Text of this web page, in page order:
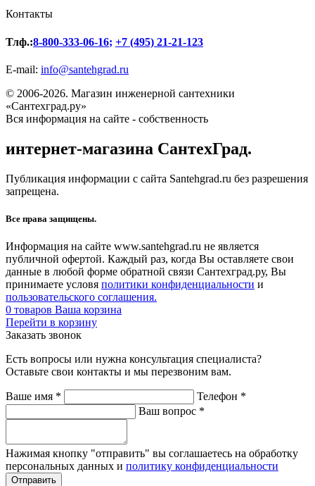
Контакты
Тлф.:8-800-333-06-16; +7 (495) 21-21-123
E-mail: info@santehgrad.ru
© 2006-2026. Магазин инженерной сантехники
«Сантехград.ру»
Вся информация на сайте - собственность
интернет-магазина СантехГрад.
Публикация информации с сайта Santehgrad.ru без разрешения
запрещена.
Все права защищены.
Информация на сайте www.santehgrad.ru не является
публичной офертой. Каждый раз, когда Вы оставляете свои
данные в любой форме обратной связи Сантехград.ру, Вы
принимаете условя политики конфиденциальности и
пользовательского соглашения.
0 товаров Ваша корзина
Перейти в корзину
Заказать звонок
Есть вопросы или нужна консультация специалиста?
Оставьте свои контакты и мы перезвоним вам.
Ваше имя * Телефон *
Ваш вопрос *
Нажимая кнопку "отправить" вы соглашаетесь на обработку
персональных данных и политику конфиденциальности